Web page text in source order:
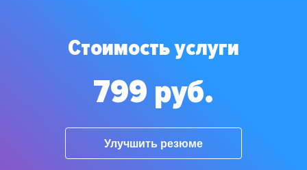
Стоимость услуги
799 руб.
Улучшить резюме